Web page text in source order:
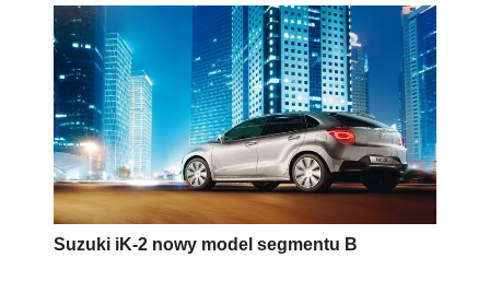
Suzuki iK-2 nowy model segmentu B